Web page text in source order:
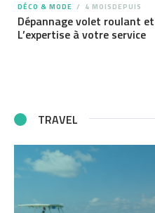
DÉCO & MODE 4 MOISDEPUIS
Dépannage volet roulant
L’expertise à votre service
TRAVEL